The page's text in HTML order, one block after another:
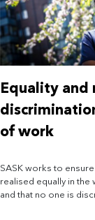
Equality and
of work
SASK works to
realised equally in the
and that no one is